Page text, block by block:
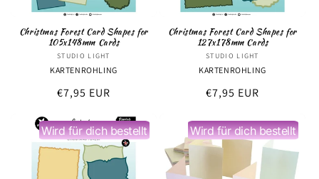
Christmas Forest Card Shapes for
105x148mm Cards
Anbieter:
STUDIO LIGHT
KARTENROHLING
Normaler
€7,95 EUR
Christmas Forest Card Shapes for
127x178mm Cards
Anbieter:
STUDIO LIGHT
KARTENROHLING
Normaler
€7,95 EUR
Wird für dich bestellt Wird für dich bestellt